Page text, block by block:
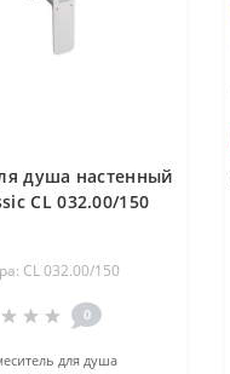
душа настенный
CL 032.00/150
CL 032.00/150
0
для душа